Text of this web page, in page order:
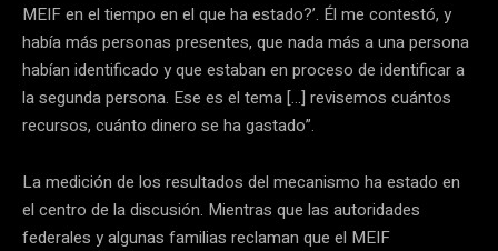
MEIF en el tiempo en el que ha estado?’. Él me contestó, y
había más personas presentes, que nada más a una persona
habían identificado y que estaban en proceso de identificar a
la segunda persona. Ese es el tema […] revisemos cuántos
recursos, cuánto dinero se ha gastado”.
La medición de los resultados del mecanismo ha estado en
el centro de la discusión. Mientras que las autoridades
federales y algunas familias reclaman que el MEIF